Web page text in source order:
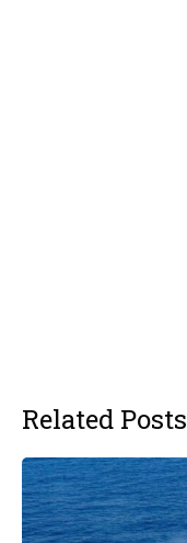
Related Posts